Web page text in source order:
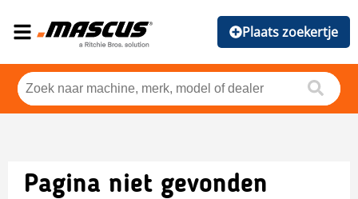
Plaats zoekertje
Pagina niet gevonden